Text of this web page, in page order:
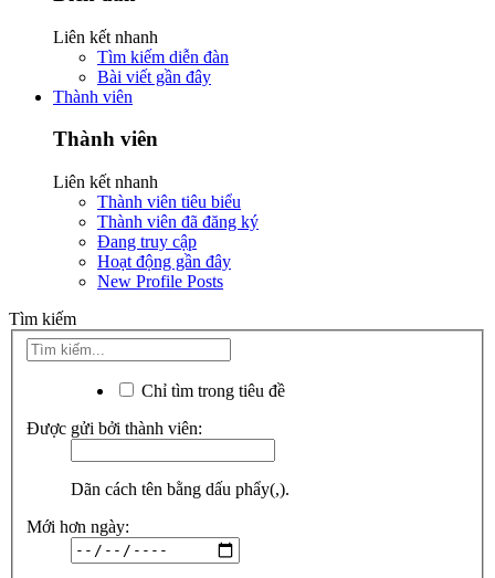
Liên kết nhanh
Tìm kiếm diễn đàn
Bài viết gần đây
Thành viên
Thành viên
Liên kết nhanh
Thành viên tiêu biểu
Thành viên đã đăng ký
Đang truy cập
Hoạt động gần đây
New Profile Posts
Tìm kiếm
Chỉ tìm trong tiêu đề
Được gửi bởi thành viên:
Dãn cách tên bằng dấu phẩy(,).
Mới hơn ngày: